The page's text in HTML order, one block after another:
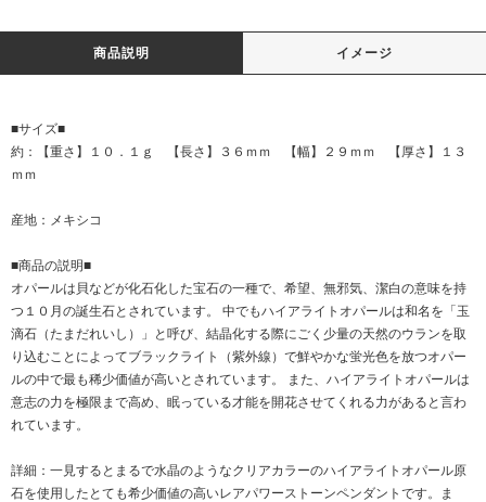
商品説明 イメージ
■サイズ■
約：【重さ】１０．１ｇ 【長さ】３６ｍｍ 【幅】２９ｍｍ 【厚さ】１３
ｍｍ
産地：メキシコ
■商品の説明■
オパールは貝などが化石化した宝石の一種で、希望、無邪気、潔白の意味を持
つ１０月の誕生石とされています。 中でもハイアライトオパールは和名を「玉
滴石（たまだれいし）」と呼び、結晶化する際にごく少量の天然のウランを取
り込むことによってブラックライト（紫外線）で鮮やかな蛍光色を放つオパー
ルの中で最も稀少価値が高いとされています。 また、ハイアライトオパールは
意志の力を極限まで高め、眠っている才能を開花させてくれる力があると言わ
れています。
詳細：一見するとまるで水晶のようなクリアカラーのハイアライトオパール原
石を使用したとても希少価値の高いレアパワーストーンペンダントです。ま